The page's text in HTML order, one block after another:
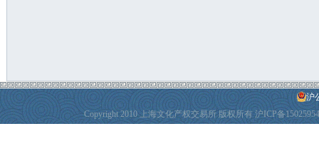
沪
Copyright 2010 上海文化产权交易所 版权所有沪ICP备